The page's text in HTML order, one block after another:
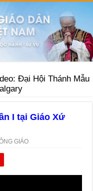
Đại Hội Thánh Mẫu
I tại Giáo Xứ
GIÁO